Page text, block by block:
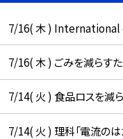
7/16( 木 ) International
7/16( 木 ) ごみを減らす
7/14( 火 ) 食品ロスを減
7/14( 火 ) 理科「電流のは